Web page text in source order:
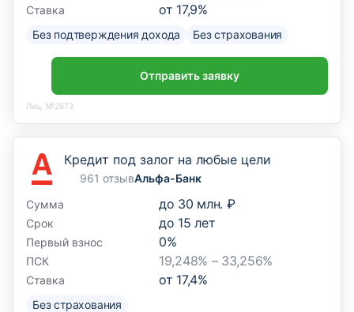
Ставка от 17,9%
Без подтверждения дохода Без страхования
Отправить заявку
Лиц. №2673
Кредит под залог на любые цели
961 отзывАльфа-Банк
Сумма
до 30 млн. ₽
Срок до 15 лет
Первый взнос 0%
ПСК 19,248% – 33,256%
Ставка от 17,4%
Без страхования